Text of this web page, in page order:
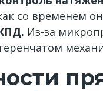
со временем
Из-за